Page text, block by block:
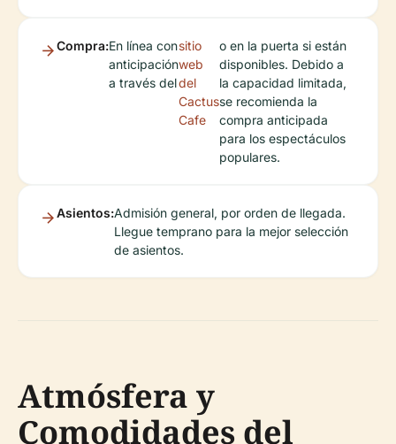
Compra:En línea con
anticipación
a través del
sitio
web
del
Cactus
Cafe
o en la puerta si están
disponibles. Debido a
la capacidad limitada,
se recomienda la
compra anticipada
para los espectáculos
populares.
Asientos:Admisión general, por orden de llegada.
Llegue temprano para la mejor selección
de asientos.
Atmósfera y
Comodidades del